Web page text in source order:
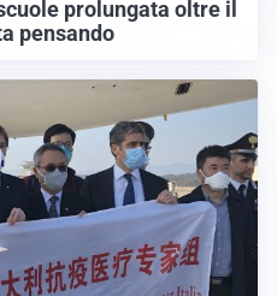
prolungata oltre il
pensando